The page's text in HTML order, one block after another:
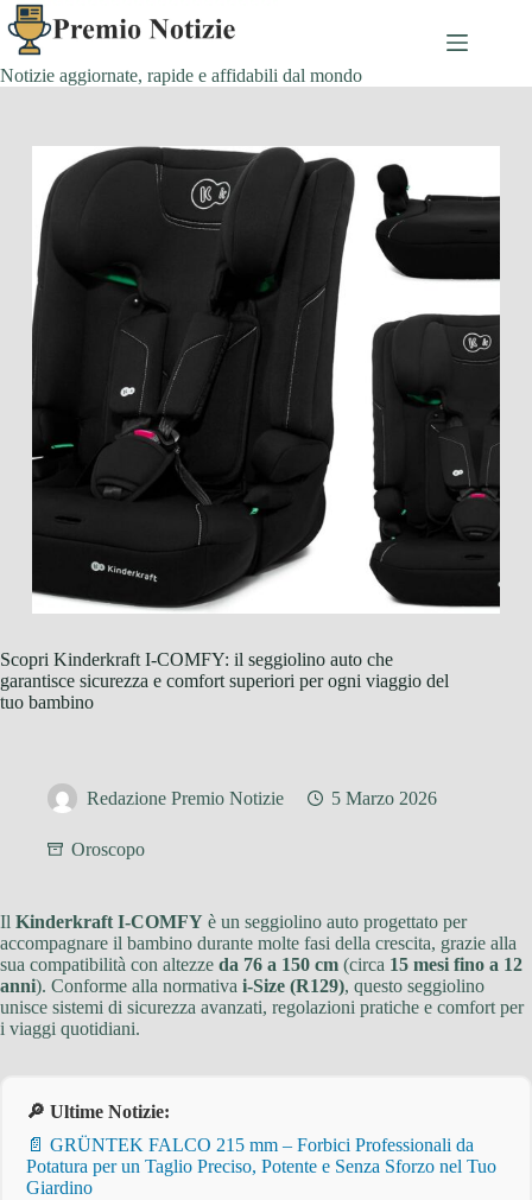
Salta
al
contenuto
Notizie aggiornate, rapide e affidabili dal mondo
Scopri Kinderkraft I-COMFY: il seggiolino auto che
garantisce sicurezza e comfort superiori per ogni viaggio del
tuo bambino
Redazione Premio Notizie 5 Marzo 2026
Oroscopo
Il Kinderkraft I-COMFY è un seggiolino auto progettato per
accompagnare il bambino durante molte fasi della crescita, grazie alla
sua compatibilità con altezze da 76 a 150 cm (circa 15 mesi fino a 12
anni). Conforme alla normativa i-Size (R129), questo seggiolino
unisce sistemi di sicurezza avanzati, regolazioni pratiche e comfort per
i viaggi quotidiani.
🔎 Ultime Notizie:
📄 GRÜNTEK FALCO 215 mm – Forbici Professionali da
Potatura per un Taglio Preciso, Potente e Senza Sforzo nel Tuo
Giardino